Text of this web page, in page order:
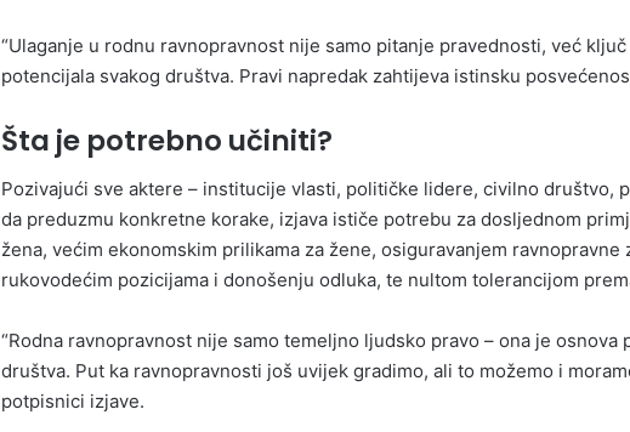
“Ulaganje u rodnu ravnopravnost nije samo pitanje pravednosti, već
potencijala svakog društva. Pravi napredak zahtijeva istinsku
Šta je potrebno učiniti?
Pozivajući sve aktere – institucije vlasti, političke lidere, civilno društvo,
da preduzmu konkretne korake, izjava ističe potrebu za dosljednom
žena, većim ekonomskim prilikama za žene, osiguravanjem ravnopravne
rukovodećim pozicijama i donošenju odluka, te nultom tolerancijom
“Rodna ravnopravnost nije samo temeljno ljudsko pravo – ona je
društva. Put ka ravnopravnosti još uvijek gradimo, ali to možemo i
potpisnici izjave.